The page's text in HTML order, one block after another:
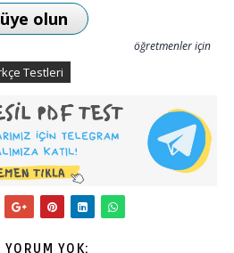
üye olun
öğretmenler için
Testleri
YORUM YOK: